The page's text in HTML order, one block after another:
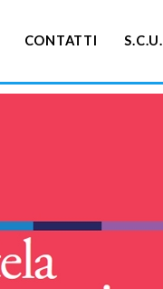
CONTATTI S.C.U.